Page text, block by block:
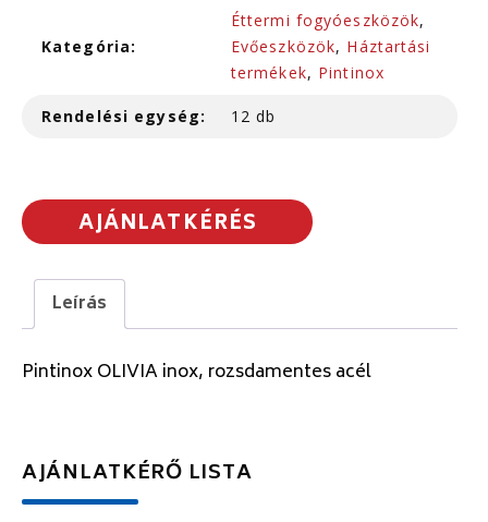
Kategória:
Éttermi fogyóeszközök,
Evőeszközök, Háztartási
termékek, Pintinox
Rendelési egység: 12 db
AJÁNLATKÉRÉS
Leírás
Pintinox OLIVIA inox, rozsdamentes acél
AJÁNLATKÉRŐ LISTA